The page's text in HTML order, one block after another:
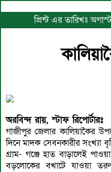
প্রিন্ট এর তারিখঃ
অরবিন্দ রায়, স্টাফ রিপোর্টারঃ
গাজীপুর জেলার কালিয়াকৈর
দিনে মাদক সেবনকারীর সংখ্যা
গ্রাম- গঞ্জে হাত বাড়ালেই
বড়লোকের বখাটে যাওয়া